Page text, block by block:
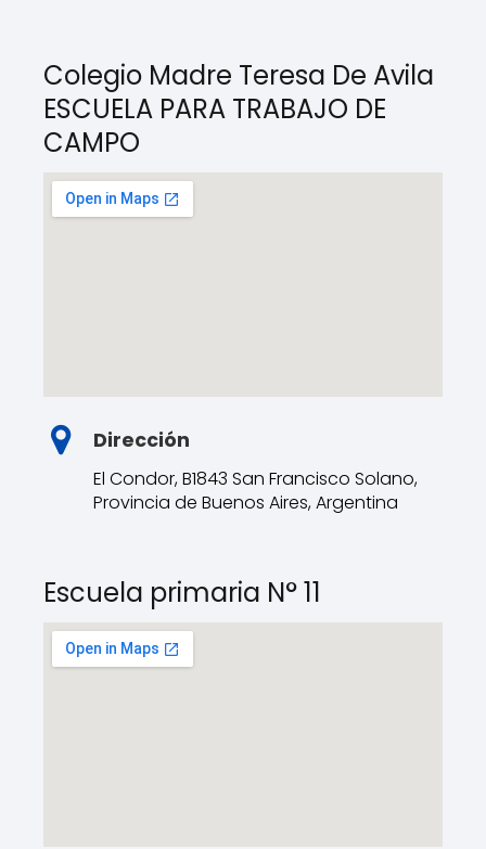
Colegio Madre Teresa De Avila
ESCUELA PARA TRABAJO DE
CAMPO
Dirección
El Condor, B1843 San Francisco Solano,
Provincia de Buenos Aires, Argentina
Escuela primaria N° 11